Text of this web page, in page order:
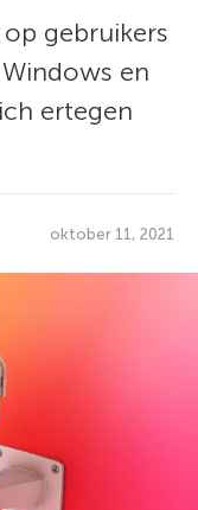
gebruikers
en
ertegen
oktober 11, 2021